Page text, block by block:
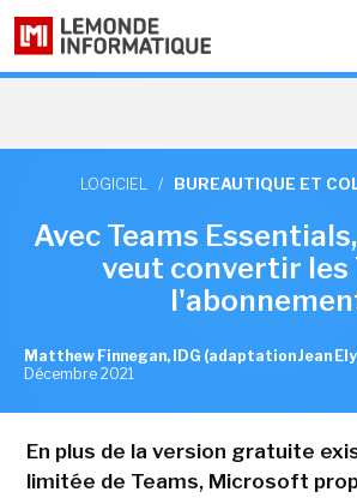
LOGICIEL / BUREAUTIQUE ET
Avec Teams
veut convertir les
Matthew Finnegan, IDG (adaptation Jean
Décembre 2021
En plus de la version gratuite
limitée de Teams, Microsoft